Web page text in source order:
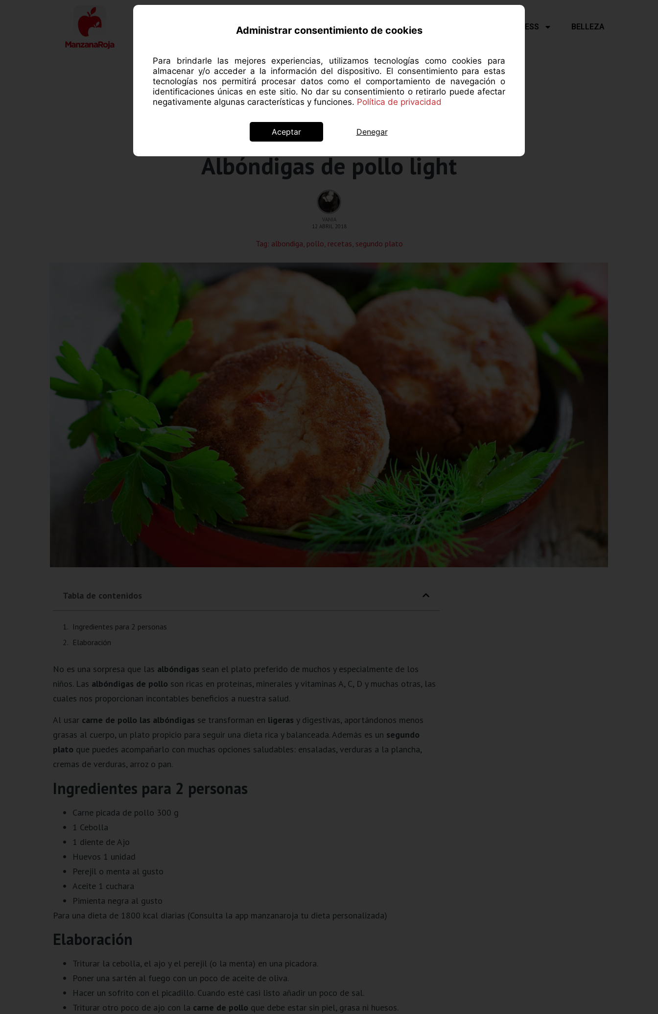
Administrar consentimiento de cookies
Para brindarle las mejores experiencias, utilizamos tecnologías como cookies para
almacenar y/o acceder a la información del dispositivo. El consentimiento para estas
tecnologías nos permitirá procesar datos como el comportamiento de navegación o
identificaciones únicas en este sitio. No dar su consentimiento o retirarlo puede afectar
negativamente algunas características y funciones. Política de privacidad
Aceptar Denegar
ACERCA DE MANZANAROJA NUTRICIÓN SALUD Y PSICOLOGÍA FITNESS BELLEZA
Albóndigas de pollo light
VANIA
12 ABRIL 2018
Tag: albondiga, pollo, recetas, segundo plato
Tabla de contenidos
Ingredientes para 2 personas
Elaboración
No es una sorpresa que las albóndigas sean el plato preferido de muchos y especialmente de los
niños. Las albóndigas de pollo son ricas en proteínas, minerales y vitaminas A, C, D y muchas otras, las
cuales nos proporcionan incontables beneficios a nuestra salud.
Al usar carne de pollo las albóndigas se transforman en ligeras y digestivas, aportándonos menos
grasas al cuerpo, un plato propicio para seguir una dieta rica y balanceada. Además es un segundo
plato que puedes acompañarlo con muchas opciones saludables: ensaladas, verduras a la plancha,
cremas de verduras, arroz o pan.
Ingredientes para 2 personas
Carne picada de pollo 300 g
1 Cebolla
1 diente de Ajo
Huevos 1 unidad
Perejil o menta al gusto
Aceite 1 cuchara
Pimienta negra al gusto
Para una dieta de 1800 kcal diarias (Consulta la app manzanaroja tu dieta personalizada)
Elaboración
Triturar la cebolla, el ajo y el perejil (o la menta) en una picadora.
Poner una sartén al fuego con un poco de aceite de oliva.
Hacer un sofrito con el picadillo. Cuando esté casi listo añadir un poco de sal.
Triturar otro poco de ajo con la carne de pollo que debe estar sin piel, grasa ni huesos.